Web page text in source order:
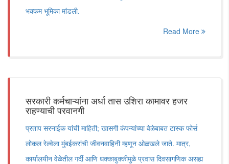
भक्कम भूमिका मांडली.
Read More
सरकारी कर्मचाऱ्यांना अर्धा तास उशिरा कामावर हजर
राहण्याची परवानगी
प्रताप सरनाईक यांची माहिती; खासगी कंपन्यांच्या वेळेबाबत टास्क फोर्स
लोकल रेल्वेला मुंबईकरांची जीवनवाहिनी म्हणून ओळखले जाते. मात्र,
कार्यालयीन वेळेतील गर्दी आणि धक्काबुक्कीमुळे प्रवास दिवसागणिक असह्य